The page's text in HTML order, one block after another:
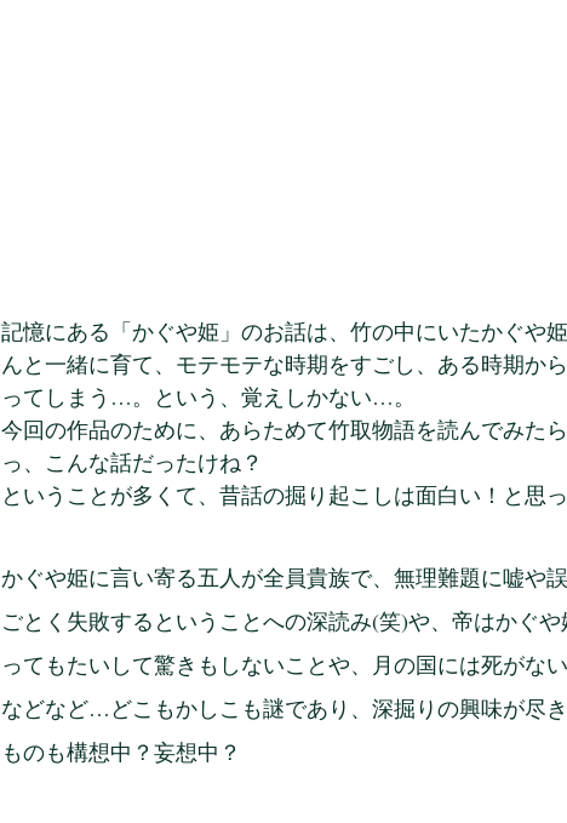
記憶にある「かぐや姫」のお話は、竹の中にいたかぐや
んと一緒に育て、モテモテな時期をすごし、ある時期か
ってしまう…。という、覚えしかない…。
今回の作品のために、あらためて竹取物語を読んでみた
っ、こんな話だったけね？
ということが多くて、昔話の掘り起こしは面白い！と思
かぐや姫に言い寄る五人が全員貴族で、無理難題に嘘や
ごとく失敗するということへの深読み(笑)や、帝はかぐ
ってもたいして驚きもしないことや、月の国には死がな
などなど…どこもかしこも謎であり、深掘りの興味が尽
ものも構想中？妄想中？